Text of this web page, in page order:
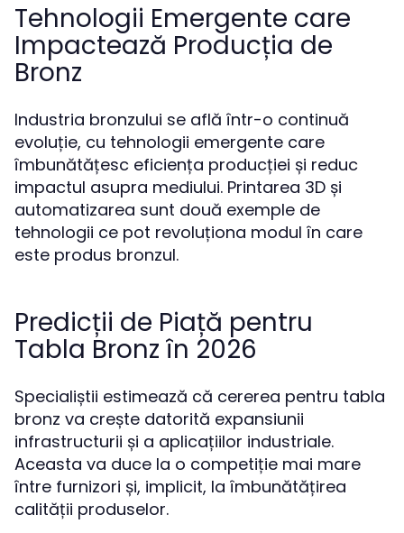
Tehnologii Emergente care
Impactează Producția de
Bronz
Industria bronzului se află într-o continuă
evoluție, cu tehnologii emergente care
îmbunătățesc eficiența producției și reduc
impactul asupra mediului. Printarea 3D și
automatizarea sunt două exemple de
tehnologii ce pot revoluționa modul în care
este produs bronzul.
Predicții de Piață pentru
Tabla Bronz în 2026
Specialiștii estimează că cererea pentru tabla
bronz va crește datorită expansiunii
infrastructurii și a aplicațiilor industriale.
Aceasta va duce la o competiție mai mare
între furnizori și, implicit, la îmbunătățirea
calității produselor.